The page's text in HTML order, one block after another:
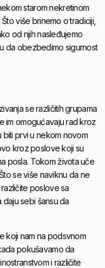
starom nekretinom
više brinemo o tradiciji,
od njih nasleđujemo
da obezbedimo sigurnost
se različitih grupama
im omogućavaju rad kroz
prvi u nekom novom
kroz poslove koji su
posla. Tokom života uče
se više naviknu da ne
poslove sa
daju sebi šansu da
koji nam na podsvnom
pokušavamo da
i različite